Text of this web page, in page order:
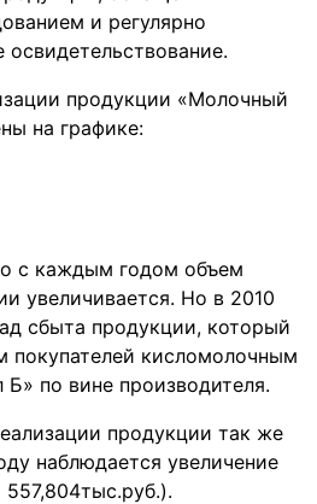
и регулярно
освидетельствование.
продукции «Молочный
на графике:
с каждым годом объем
увеличивается. Но в 2010
сбыта продукции, который
покупателей кисломолочным
по вине производителя.
продукции так же
наблюдается увеличение
557,804тыс.руб.).